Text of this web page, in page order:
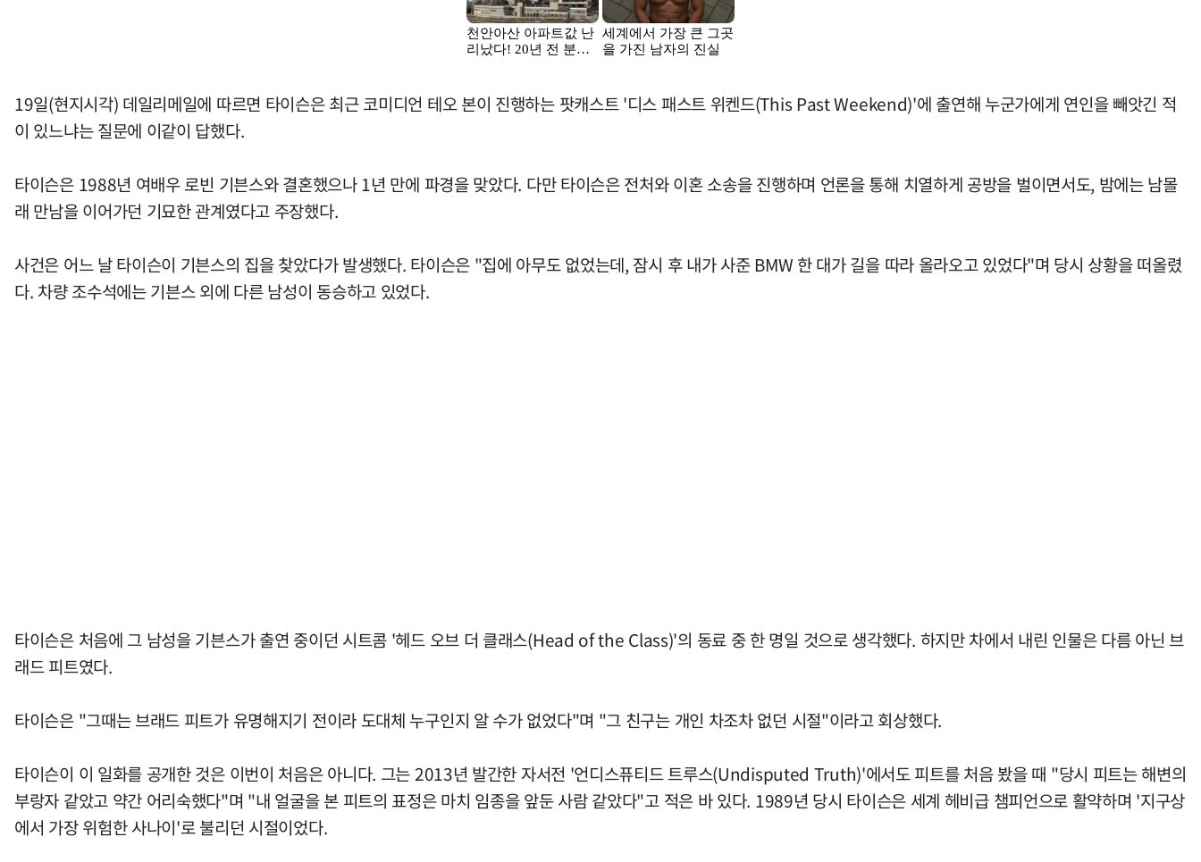
19일(현지시각) 데일리메일에 따르면 타이슨은 최근 코미디언 테오 본이 진행하는 팟캐스트 '디스 패스트 위켄드(This Past Weekend)'에 출연해 누군가에게 연인을 빼앗긴 적
이 있느냐는 질문에 이같이 답했다.
타이슨은 1988년 여배우 로빈 기븐스와 결혼했으나 1년 만에 파경을 맞았다. 다만 타이슨은 전처와 이혼 소송을 진행하며 언론을 통해 치열하게 공방을 벌이면서도, 밤에는 남몰
래 만남을 이어가던 기묘한 관계였다고 주장했다.
사건은 어느 날 타이슨이 기븐스의 집을 찾았다가 발생했다. 타이슨은 "집에 아무도 없었는데, 잠시 후 내가 사준 BMW 한 대가 길을 따라 올라오고 있었다"며 당시 상황을 떠올렸
다. 차량 조수석에는 기븐스 외에 다른 남성이 동승하고 있었다.
타이슨은 처음에 그 남성을 기븐스가 출연 중이던 시트콤 '헤드 오브 더 클래스(Head of the Class)'의 동료 중 한 명일 것으로 생각했다. 하지만 차에서 내린 인물은 다름 아닌 브
래드 피트였다.
타이슨은 "그때는 브래드 피트가 유명해지기 전이라 도대체 누구인지 알 수가 없었다"며 "그 친구는 개인 차조차 없던 시절"이라고 회상했다.
타이슨이 이 일화를 공개한 것은 이번이 처음은 아니다. 그는 2013년 발간한 자서전 '언디스퓨티드 트루스(Undisputed Truth)'에서도 피트를 처음 봤을 때 "당시 피트는 해변의
부랑자 같았고 약간 어리숙했다"며 "내 얼굴을 본 피트의 표정은 마치 임종을 앞둔 사람 같았다"고 적은 바 있다. 1989년 당시 타이슨은 세계 헤비급 챔피언으로 활약하며 '지구상
에서 가장 위험한 사나이'로 불리던 시절이었다.